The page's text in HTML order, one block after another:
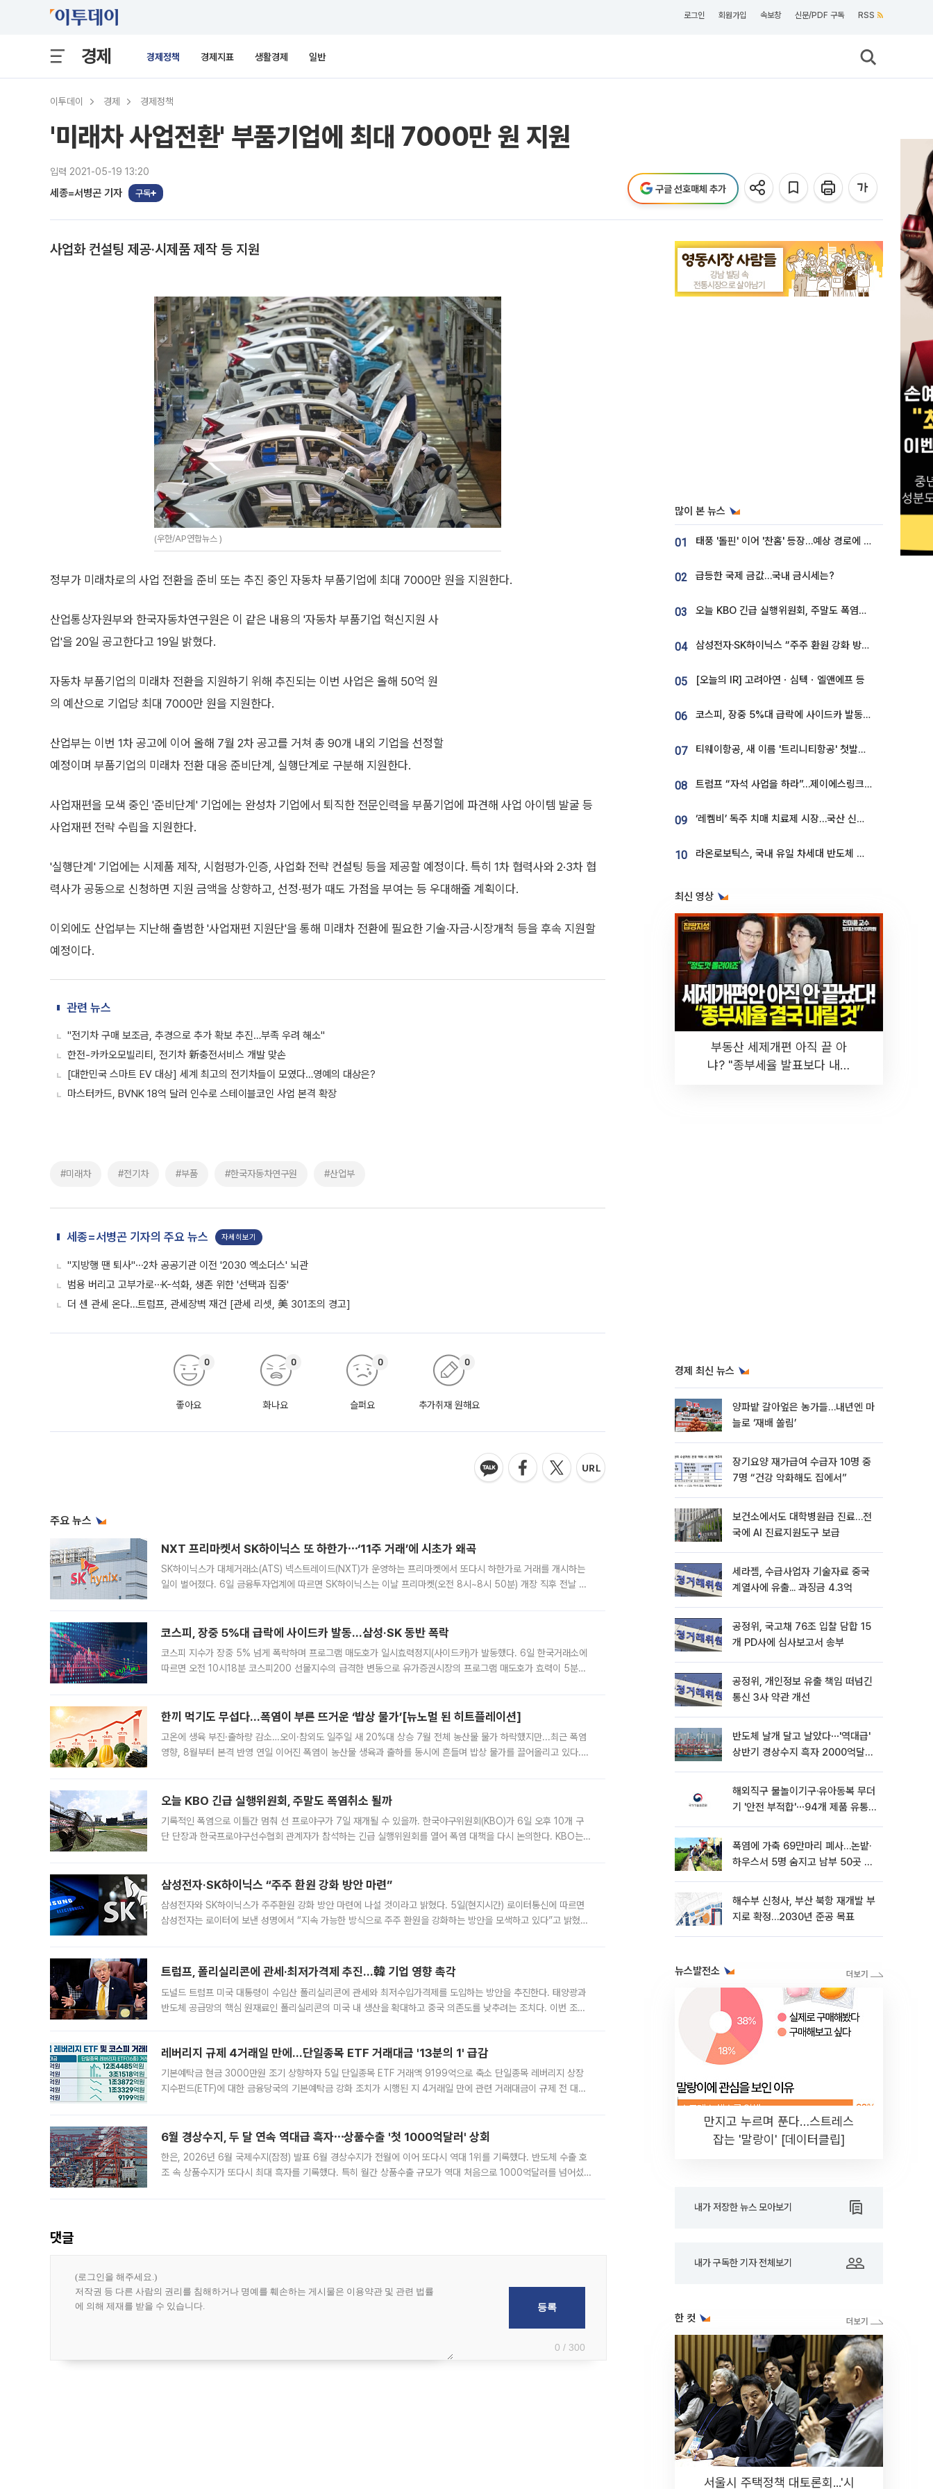
로그인 회원가입 속보창 신문/PDF 구독 RSS
경제 경제정책 경제지표 생활경제 일반
이투데이 경제 경제정책
'미래차 사업전환' 부품기업에 최대 7000만 원 지원
입력 2021-05-19 13:20
세종=서병곤 기자 구독 구글 선호매체 추가
사업화 컨설팅 제공·시제품 제작 등 지원
(우한/AP연합뉴스 )
정부가 미래차로의 사업 전환을 준비 또는 추진 중인 자동차 부품기업에 최대 7000만 원을 지원한다.
산업통상자원부와 한국자동차연구원은 이 같은 내용의 '자동차 부품기업 혁신지원 사
업'을 20일 공고한다고 19일 밝혔다.
자동차 부품기업의 미래차 전환을 지원하기 위해 추진되는 이번 사업은 올해 50억 원
의 예산으로 기업당 최대 7000만 원을 지원한다.
산업부는 이번 1차 공고에 이어 올해 7월 2차 공고를 거쳐 총 90개 내외 기업을 선정할
예정이며 부품기업의 미래차 전환 대응 준비단계, 실행단계로 구분해 지원한다.
사업재편을 모색 중인 '준비단계' 기업에는 완성차 기업에서 퇴직한 전문인력을 부품기업에 파견해 사업 아이템 발굴 등
사업재편 전략 수립을 지원한다.
'실행단계' 기업에는 시제품 제작, 시험평가·인증, 사업화 전략 컨설팅 등을 제공할 예정이다. 특히 1차 협력사와 2·3차 협
력사가 공동으로 신청하면 지원 금액을 상향하고, 선정·평가 때도 가점을 부여는 등 우대해줄 계획이다.
이외에도 산업부는 지난해 출범한 '사업재편 지원단'을 통해 미래차 전환에 필요한 기술·자금·시장개척 등을 후속 지원할
예정이다.
관련 뉴스
"전기차 구매 보조금, 추경으로 추가 확보 추진…부족 우려 해소"
한전-카카오모빌리티, 전기차 新충전서비스 개발 맞손
[대한민국 스마트 EV 대상] 세계 최고의 전기차들이 모였다…영예의 대상은?
마스터카드, BVNK 18억 달러 인수로 스테이블코인 사업 본격 확장
#미래차 #전기차 #부품 #한국자동차연구원 #산업부
세종=서병곤 기자의 주요 뉴스 자세히보기
"지방행 땐 퇴사"⋯2차 공공기관 이전 '2030 엑소더스' 뇌관
범용 버리고 고부가로⋯K-석화, 생존 위한 '선택과 집중'
더 센 관세 온다…트럼프, 관세장벽 재건 [관세 리셋, 美 301조의 경고]
좋아요
0
화나요
0
슬퍼요
0
추가취재 원해요
0
주요 뉴스
NXT 프리마켓서 SK하이닉스 또 하한가⋯‘11주 거래’에 시초가 왜곡
SK하이닉스가 대체거래소(ATS) 넥스트레이드(NXT)가 운영하는 프리마켓에서 또다시 하한가로 거래를 개시하는
일이 벌어졌다. 6일 금융투자업계에 따르면 SK하이닉스는 이날 프리마켓(오전 8시~8시 50분) 개장 직후 전날 정
코스피, 장중 5%대 급락에 사이드카 발동…삼성·SK 동반 폭락
코스피 지수가 장중 5% 넘게 폭락하며 프로그램 매도호가 일시효력정지(사이드카)가 발동했다. 6일 한국거래소에
따르면 오전 10시18분 코스피200 선물지수의 급격한 변동으로 유가증권시장의 프로그램 매도호가 효력이 5분간
한끼 먹기도 무섭다...폭염이 부른 뜨거운 ‘밥상 물가’[뉴노멀 된 히트플레이션]
고온에 생육 부진·출하량 감소…오이·참외도 일주일 새 20%대 상승 7월 전체 농산물 물가 하락했지만...최근 폭염
영향, 8월부터 본격 반영 연일 이어진 폭염이 농산물 생육과 출하를 동시에 흔들며 밥상 물가를 끌어올리고 있다.
오늘 KBO 긴급 실행위원회, 주말도 폭염취소 될까
기록적인 폭염으로 이틀간 멈춰 선 프로야구가 7일 재개될 수 있을까. 한국야구위원회(KBO)가 6일 오후 10개 구
단 단장과 한국프로야구선수협회 관계자가 참석하는 긴급 실행위원회를 열어 폭염 대책을 다시 논의한다. KBO는
삼성전자·SK하이닉스 “주주 환원 강화 방안 마련”
삼성전자와 SK하이닉스가 주주환원 강화 방안 마련에 나설 것이라고 밝혔다. 5일(현지시간) 로이터통신에 따르면
삼성전자는 로이터에 보낸 성명에서 “지속 가능한 방식으로 주주 환원을 강화하는 방안을 모색하고 있다”고 밝혔다.
트럼프, 폴리실리콘에 관세·최저가격제 추진…韓 기업 영향 촉각
도널드 트럼프 미국 대통령이 수입산 폴리실리콘에 관세와 최저수입가격제를 도입하는 방안을 추진한다. 태양광과
반도체 공급망의 핵심 원재료인 폴리실리콘의 미국 내 생산을 확대하고 중국 의존도를 낮추려는 조치다. 이번 조처
레버리지 규제 4거래일 만에…단일종목 ETF 거래대금 '13분의 1' 급감
기본예탁금 현금 3000만원 조기 상향하자 5일 단일종목 ETF 거래액 9199억으로 축소 단일종목 레버리지 상장
지수펀드(ETF)에 대한 금융당국의 기본예탁금 강화 조치가 시행된 지 4거래일 만에 관련 거래대금이 규제 전 대비
6월 경상수지, 두 달 연속 역대급 흑자⋯상품수출 '첫 1000억달러' 상회
한은, 2026년 6월 국제수지(잠정) 발표 6월 경상수지가 전월에 이어 또다시 역대 1위를 기록했다. 반도체 수출 호
조 속 상품수지가 또다시 최대 흑자를 기록했다. 특히 월간 상품수출 규모가 역대 처음으로 1000억달러를 넘어섰
댓글
0 / 300
많이 본 뉴스
01 태풍 '돌핀' 이어 '찬홈' 등장…예상 경로에 한국 '한숨'
02 급등한 국제 금값…국내 금시세는?
03 오늘 KBO 긴급 실행위원회, 주말도 폭염취소 될까
04 삼성전자·SK하이닉스 “주주 환원 강화 방안 마련”
05 [오늘의 IR] 고려아연ㆍ심텍ㆍ엘앤에프 등
06 코스피, 장중 5%대 급락에 사이드카 발동…삼성·SK 동반 폭락
07 티웨이항공, 새 이름 '트리니티항공' 첫발…SSC 전략 본격화
08 트럼프 “자석 사업을 하라”…제이에스링크, 비중국 영구자석 공급망 구축 속도
09 ‘레켐비’ 독주 치매 치료제 시장…국산 신약 등장하나
10 라온로보틱스, 국내 유일 차세대 반도체 공정 로봇 개발 ‘고객사 테스트 진행’
최신 영상
부동산 세제개편 아직 끝 아
냐? "종부세율 발표보다 내릴
경제 최신 뉴스
양파밭 갈아엎은 농가들…내년엔 마
늘로 ‘재배 쏠림’
장기요양 재가급여 수급자 10명 중
7명 “건강 악화해도 집에서”
보건소에서도 대학병원급 진료…전
국에 AI 진료지원도구 보급
세라젬, 수급사업자 기술자료 중국
계열사에 유출... 과징금 4.3억
공정위, 국고채 76조 입찰 담합 15
개 PD사에 심사보고서 송부
공정위, 개인정보 유출 책임 떠넘긴
통신 3사 약관 개선
반도체 날개 달고 날았다⋯'역대급'
상반기 경상수지 흑자 2000억달러
해외직구 물놀이기구·유아동복 무더
기 '안전 부적합'⋯94개 제품 유통
폭염에 가축 69만마리 폐사…논밭·
하우스서 5명 숨지고 남부 50곳 가
해수부 신청사, 부산 북항 재개발 부
지로 확정…2030년 준공 목표
뉴스발전소
만지고 누르며 푼다…스트레스
잡는 '말랑이' [데이터클립]
내가 저장한 뉴스 모아보기
내가 구독한 기자 전체보기
한 컷
서울시 주택정책 대토론회...'시